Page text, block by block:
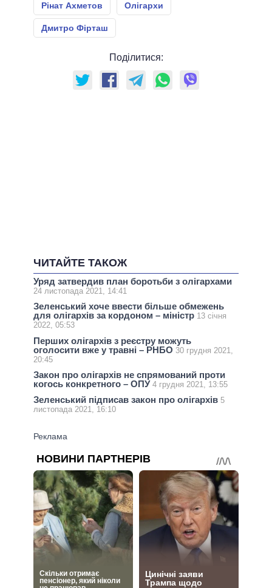
Рінат Ахметов Олігархи
Дмитро Фірташ
Поділитися:
ЧИТАЙТЕ ТАКОЖ
Уряд затвердив план боротьби з олігархами
24 листопада 2021, 14:41
Зеленський хоче ввести більше обмежень
для олігархів за кордоном – міністр 13 січня
2022, 05:53
Перших олігархів з реєстру можуть
оголосити вже у травні – РНБО 30 грудня 2021,
20:45
Закон про олігархів не спрямований проти
когось конкретного – ОПУ 4 грудня 2021, 13:55
Зеленський підписав закон про олігархів 5
листопада 2021, 16:10